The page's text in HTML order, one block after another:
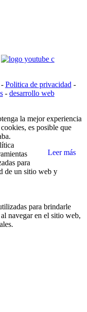
Politica de privacidad -
- desarrollo web
la mejor experiencia
es posible que
Leer más
para
de un sitio web y
para brindarle
navegar en el sitio web,